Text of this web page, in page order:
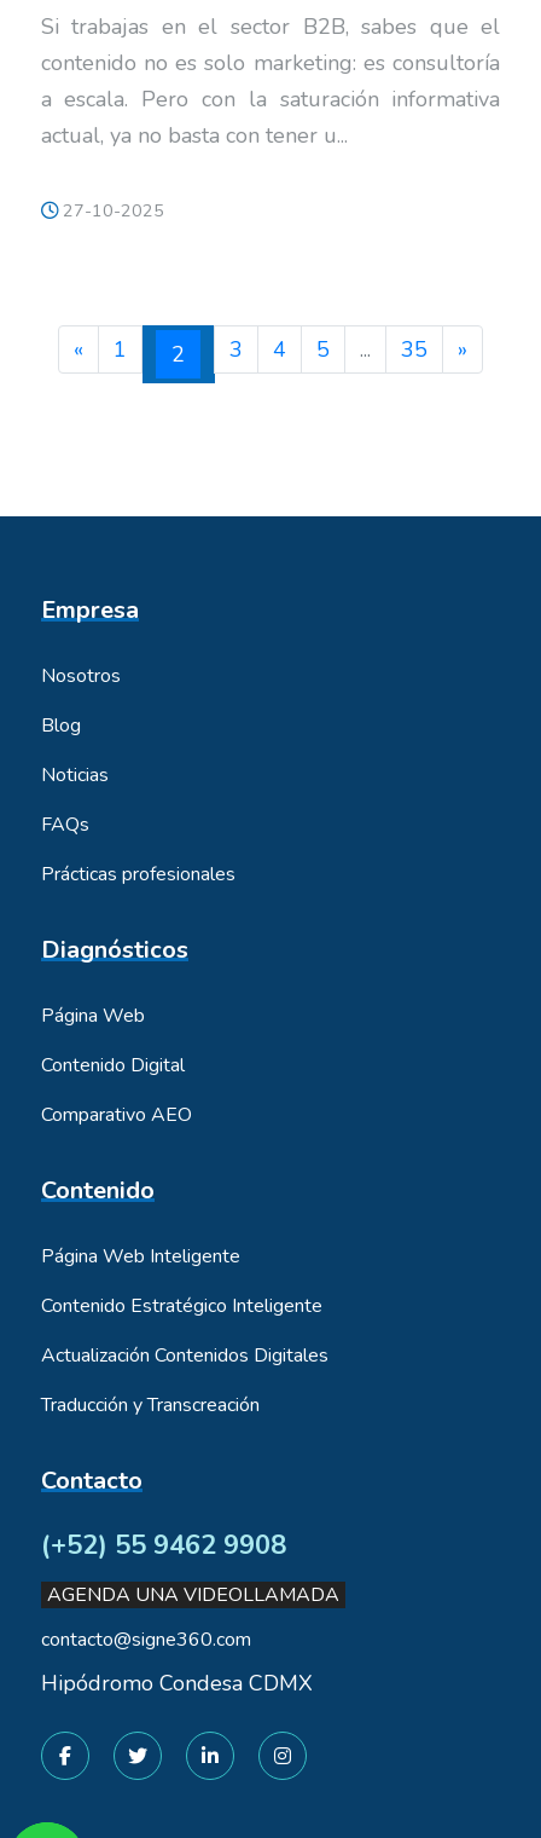
Si trabajas en el sector B2B, sabes que el
contenido no es solo marketing: es consultoría
a escala. Pero con la saturación informativa
actual, ya no basta con tener u...
27-10-2025
«Anterior
1 2(actual)
3 4 5 ... 35 »
Empresa
Nosotros
Blog
Noticias
FAQs
Prácticas profesionales
Diagnósticos
Página Web
Contenido Digital
Comparativo AEO
Contenido
Página Web Inteligente
Contenido Estratégico Inteligente
Actualización Contenidos Digitales
Traducción y Transcreación
Contacto
(+52) 55 9462 9908
AGENDA UNA VIDEOLLAMADA
contacto@signe360.com
Hipódromo Condesa CDMX